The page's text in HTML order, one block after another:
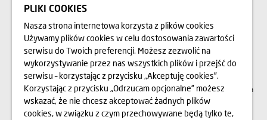
Przedstawione na stronie internetowej www.domd.pl wizualizacje, animacje oraz
modele budynku mają charakter poglądowy. Wygląd budynku oraz
zagospodarowanie terenu mogą nieznacznie ulec zmianie na etapie realizacji.
Zmianie nie ulegną istotne cechy świadczenia oraz funkcjonalność budynku.
Wszelkie prawa zastrzeżone. Prawa do używania, kopiowania i rozpowszechniania
wszelkich danych i materiałów dostępnych na niniejszej stronie internetowej
podlegają w szczególności przepisom ustawy z dnia 4 lutego 1994 r. o Prawie
autorskim i prawach pokrewnych (Dz. U. 2006 Nr 90 poz. 631 z późn. zm.).
Wykorzystywanie danych lub materiałów z niniejszej strony w jakichkolwiek celach
wymaga każdorazowo pisemnej zgody Dom Development S.A. W przypadku
zapotrzebowania na w/w materiały prosimy o kontakt na adres:
marketing@domd.pl
PLIKI COOKIES
Nasza strona internetowa korzysta z plików cookies
Używamy plików cookies w celu dostosowania zawartości
serwisu do Twoich preferencji. Możesz zezwolić na
wykorzystywanie przez nas wszystkich plików i przejść do
serwisu – korzystając z przycisku „Akceptuję cookies”.
Korzystając z przycisku „Odrzucam opcjonalne” możesz
wskazać, że nie chcesz akceptować żadnych plików
cookies, w związku z czym przechowywane będą tylko te,